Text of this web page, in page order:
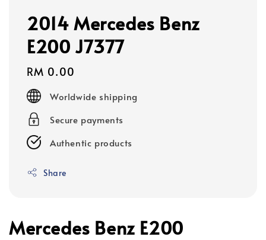
2014 Mercedes Benz
E200 J7377
Regular
price
RM 0.00
Worldwide shipping
Secure payments
Authentic products
Share
Mercedes Benz E200